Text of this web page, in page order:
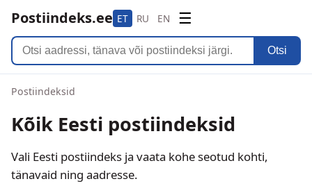
Postiindeks.ee ET RU EN ☰
Otsi
Postiindeksid
Kõik Eesti postiindeksid
Vali Eesti postiindeks ja vaata kohe seotud kohti,
tänavaid ning aadresse.